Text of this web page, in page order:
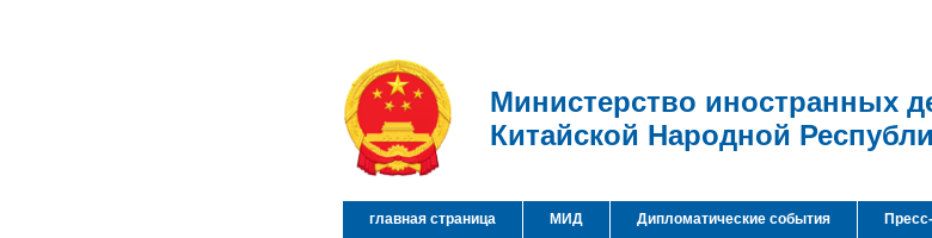
Министерство иностранных
Китайской Народной
главная страница МИД Дипломатические события